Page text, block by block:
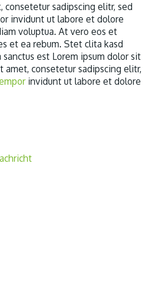
consetetur sadipscing elitr, sed
invidunt ut labore et dolore
voluptua. At vero eos et
et ea rebum. Stet clita kasd
est Lorem ipsum dolor sit
amet, consetetur sadipscing elitr,
invidunt ut labore et dolore